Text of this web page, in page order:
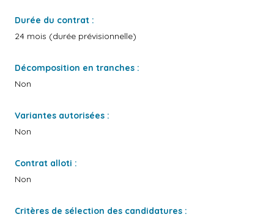
Durée du contrat :
24 mois (durée prévisionnelle)
Décomposition en tranches :
Non
Variantes autorisées :
Non
Contrat alloti :
Non
Critères de sélection des candidatures :